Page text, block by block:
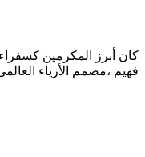
كان أبرز المكرمين
فهيم ،مصمم الأزياء